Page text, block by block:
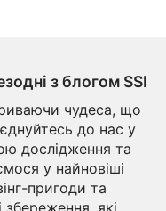
з блогом SSI
чудеса, що
до нас у
дослідження та
у найновіші
пригоди та
збереження, які